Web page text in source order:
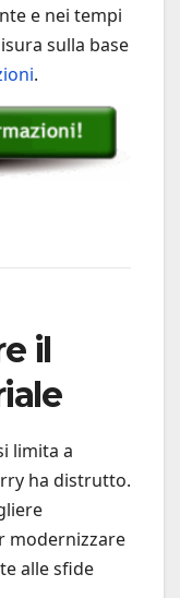
e nei tempi
sulla base
.
il
limita a
ha distrutto.
modernizzare
alle sfide